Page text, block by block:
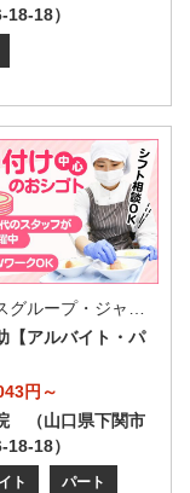
18-18）
コンパスグループ・ジャパン株式会社 63127_p
【アルバイト・パ
円～
（山口県下関市
18-18）
ト パート